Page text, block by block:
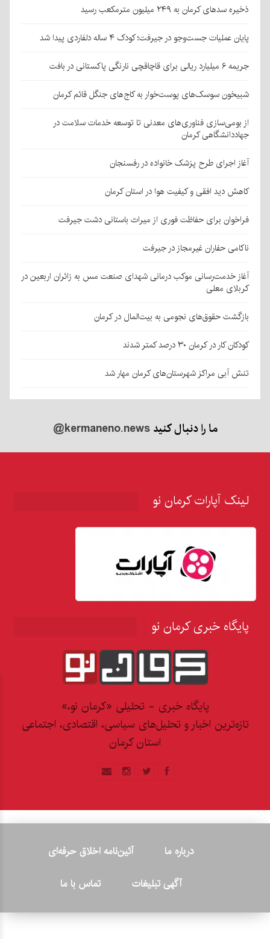
ذخیره سدهای کرمان به ۲۴۹ میلیون مترمکعب رسید
پایان عملیات جست‌وجو در جیرفت؛ کودک ۴ ساله دلفاردی پیدا شد
جریمه ۶ میلیارد ریالی برای قاچاقچی نارنگی پاکستانی در بافت
شبیخون سوسک‌های پوست‌خوار به کاج‌های جنگل قائم کرمان
از بومی‌سازی فناوری‌های معدنی تا توسعه خدمات سلامت در
جهاددانشگاهی کرمان
آغاز اجرای طرح پزشک خانواده در رفسنجان
کاهش دید افقی و کیفیت هوا در استان کرمان
فراخوان برای حفاظت فوری از میراث باستانی دشت جیرفت
ناکامی حفاران غیرمجاز در جیرفت
آغاز خدمت‌رسانی موکب درمانی شهدای صنعت مس به زائران اربعین در
کربلای معلی
بازگشت حقوق‌های نجومی به بیت‌المال در کرمان
کودکان کار در کرمان ۳۰ درصد کمتر شدند
تنش آبی مراکز شهرستان‌های کرمان مهار شد
ما را دنبال کنید@kermaneno.news
لینک آپارات کرمان نو
پایگاه خبری کرمان نو
پایگاه خبری - تحلیلی «کرمان نو،»
تازه‌ترین اخبار و تحلیل‌های سیاسی، اقتصادی، اجتماعی
استان کرمان
درباره ما
آئین‌نامه اخلاق حرفه‌ای
آگهی تبلیغات
تماس با ما